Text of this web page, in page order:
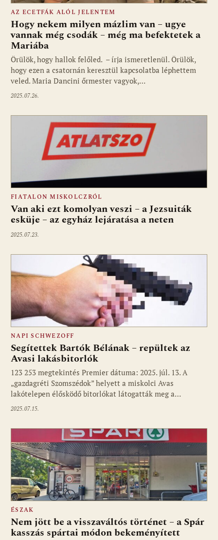
AZ ECETFÁK ALÓL JELENTEM
Hogy nekem milyen mázlim van – ugye
vannak még csodák – még ma befektetek a
Mariába
Örülök, hogy hallok felőled. – írja ismeretlenül. Örülök,
hogy ezen a csatornán keresztül kapcsolatba léphettem
veled. Maria Dancini őrmester vagyok,…
2025.07.26.
FIATALON MISKOLCZRÓL
Van aki ezt komolyan veszi – a Jezsuiták
esküje – az egyház lejáratása a neten
2025.07.23.
NAPI SCHWEZOFF
Segítettek Bartók Bélának – repültek az
Avasi lakásbitorlók
123 253 megtekintés Premier dátuma: 2025. júl. 13. A
„gazdagréti Szomszédok” helyett a miskolci Avas
lakótelepen élősködő bitorlókat látogatták meg a…
2025.07.15.
ÉSZAK
Nem jött be a visszaváltós történet – a Spár
kasszás spártai módon bekeményített